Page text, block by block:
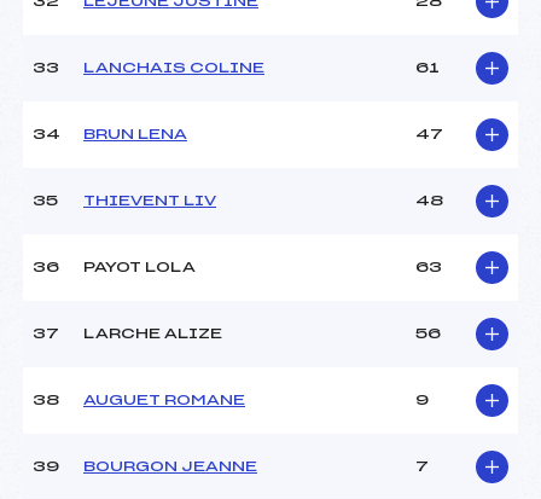
33 LANCHAIS COLINE 61
34 BRUN LENA 47
35 THIEVENT LIV 48
36 PAYOT LOLA 63
37 LARCHE ALIZE 56
38 AUGUET ROMANE 9
39 BOURGON JEANNE 7